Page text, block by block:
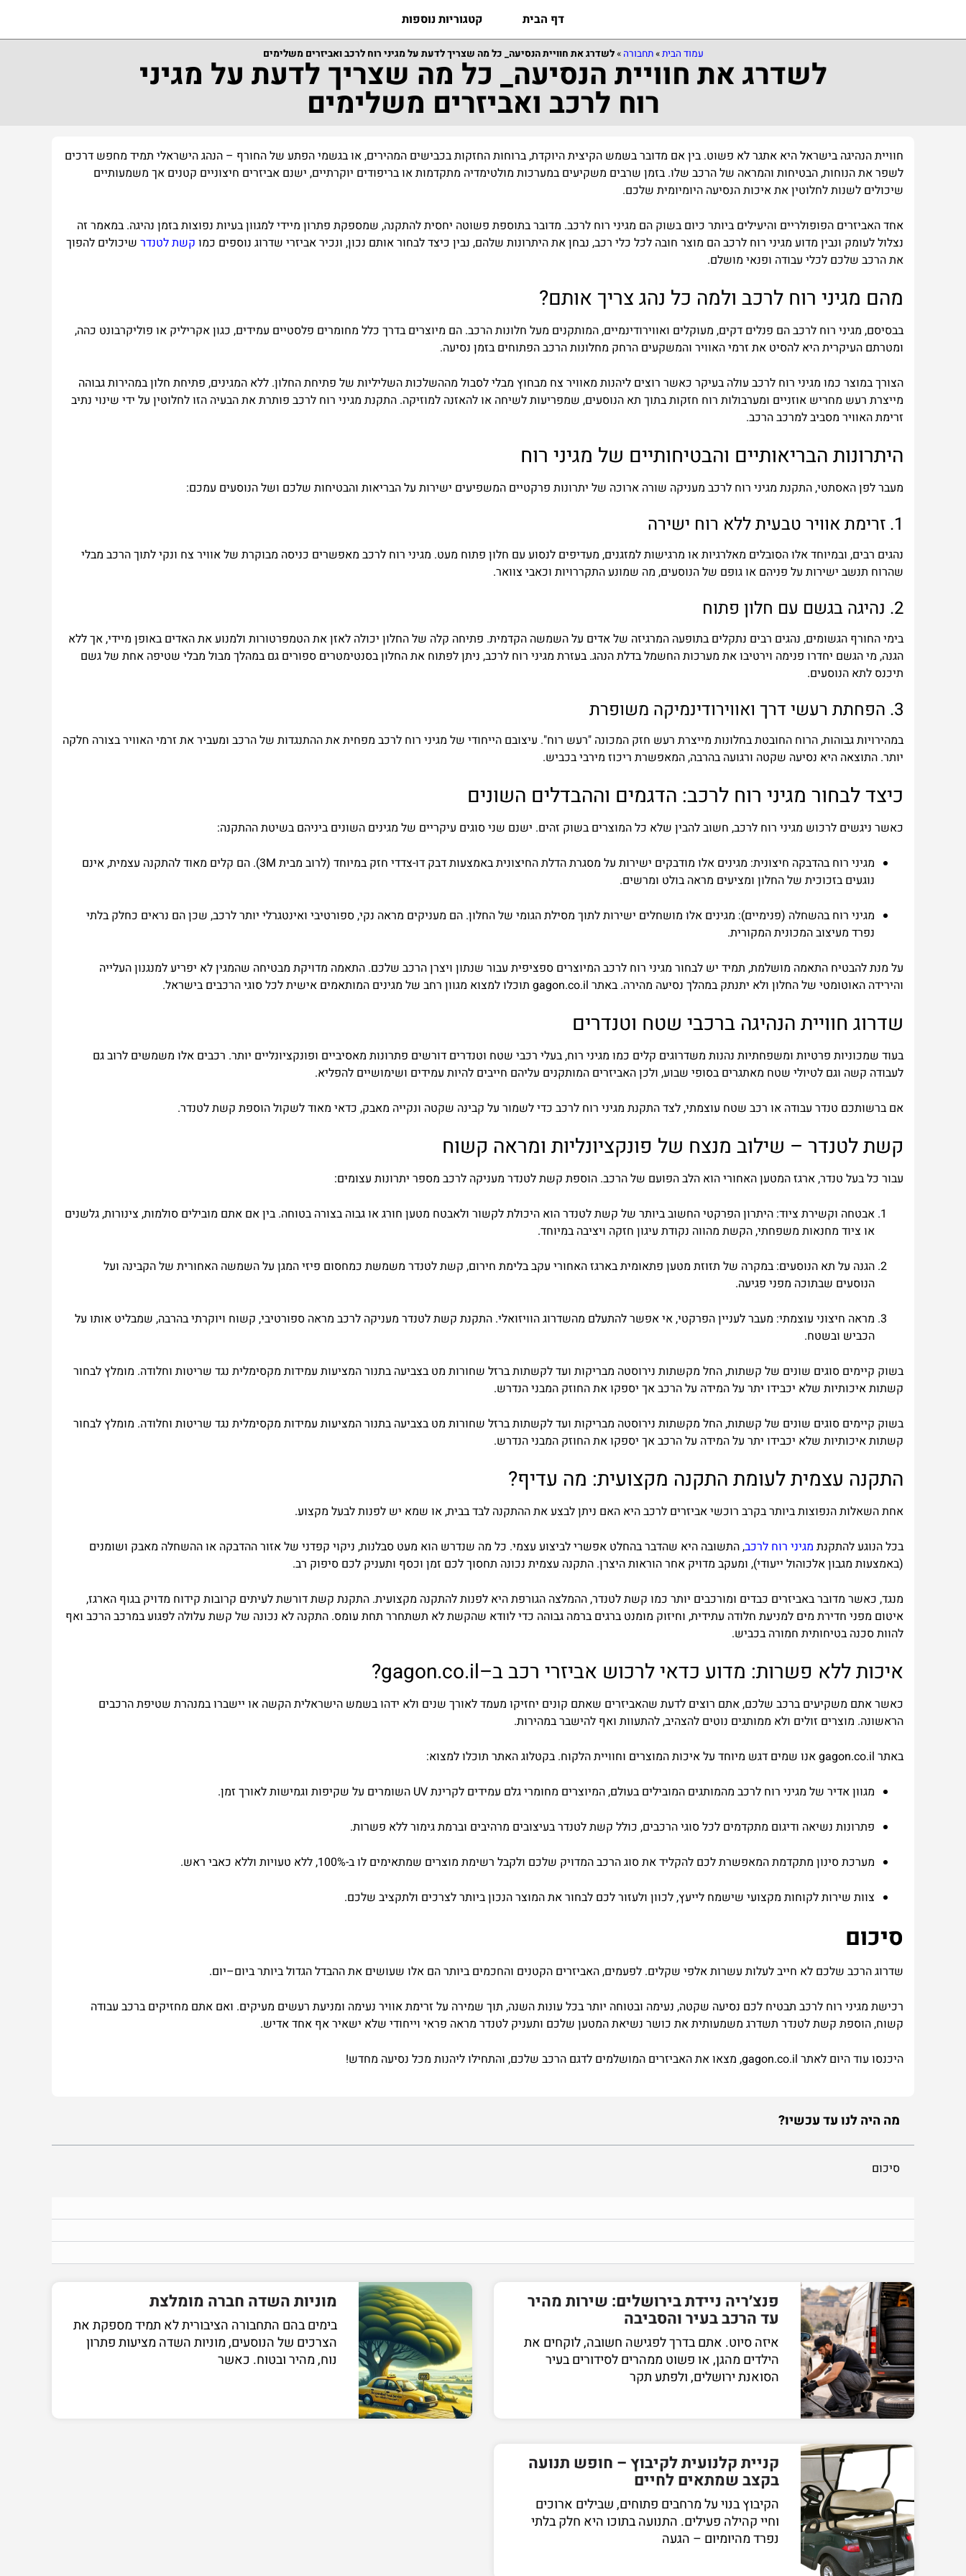
דף הבית קטגוריות נוספות
עמוד הבית»תחבורה »לשדרג את חוויית הנסיעה_ כל מה שצריך לדעת על מגיני רוח לרכב ואביזרים משלימים
לשדרג את חוויית הנסיעה_ כל מה שצריך לדעת על מגיני
רוח לרכב ואביזרים משלימים
חווייתהנהיגה בישראלהיא אתגרלא פשוט. ביןאם מדוברבשמש הקיציתהיוקדת,ברוחותהחזקותבכבישים המהירים,אובגשמיהפתע שלהחורף – הנהגהישראלי תמיד מחפש דרכים
לשפראתהנוחות,הבטיחות והמראה שלהרכב שלו. בזמן שרבים משקיעים במערכות מולטימדיה מתקדמותאובריפודים יוקרתיים, ישנם אביזרים חיצוניים קטנים אך משמעותיים
שיכולים לשנותלחלוטיןאתאיכותהנסיעה היומיומית שלכם.
אחדהאביזרים הפופולריים והיעילים ביותר כיום בשוק הם מגיני רוח לרכב. מדוברבתוספת פשוטה יחסיתלהתקנה, שמספקת פתרון מיידילמגווןבעיות נפוצותבזמן נהיגה. במאמר זה
נצלוללעומק ונבין מדוע מגיני רוח לרכבהם מוצר חובה לכל כלי רכב, נבחןאתהיתרונות שלהם, נבין כיצדלבחוראותם נכון, ונכיראביזרי שדרוג נוספים כמו קשתלטנדר שיכולים להפוך
אתהרכב שלכם לכלי עבודה ופנאי מושלם.
מהם מגיני רוח לרכב ולמה כל נהגצריךאותם?
בבסיסם, מגיני רוח לרכבהם פנלים דקים, מעוקלים ואווירודינמיים,המותקנים מעל חלונותהרכב. הם מיוצרים בדרך כלל מחומרים פלסטיים עמידים, כגוןאקריליק או פוליקרבונט כהה,
ומטרתם העיקריתהיא להסיט את זרמיהאוויר והמשקעים הרחק מחלונותהרכבהפתוחים בזמן נסיעה.
הצורךבמוצר כמו מגיני רוח לרכב עולה בעיקר כאשר רוצים ליהנות מאוויר צח מבחוץ מבלילסבול מההשלכותהשליליות של פתיחתהחלון. ללא המגינים, פתיחת חלוןבמהירותגבוהה
מייצרת רעש מחריש אוזניים ומערבולות רוח חזקותבתוך תא הנוסעים, שמפריעותלשיחה אולהאזנה למוזיקה. התקנת מגיני רוח לרכב פותרתאתהבעיה הזולחלוטין על ידי שינוי נתיב
זרימתהאוויר מסביבלמרכבהרכב.
היתרונותהבריאותיים והבטיחותיים של מגיני רוח
מעברלפןהאסתטי,התקנת מגיני רוח לרכב מעניקה שורה ארוכה של יתרונות פרקטיים המשפיעים ישירות עלהבריאות והבטיחות שלכם ושלהנוסעים עמכם:
1. זרימת אוויר טבעיתללא רוח ישירה
נהגים רבים, ובמיוחדאלוהסובלים מאלרגיותאו מרגישותלמזגנים, מעדיפים לנסוע עם חלון פתוח מעט. מגיני רוח לרכב מאפשרים כניסה מבוקרת שלאוויר צח ונקילתוךהרכב מבלי
שהרוח תנשב ישירות על פניהם אוגופם שלהנוסעים, מה שמונעהתקררויות וכאבי צוואר.
2. נהיגה בגשם עם חלון פתוח
בימיהחורף הגשומים, נהגים רבים נתקלים בתופעה המרגיזה שלאדים עלהשמשה הקדמית. פתיחה קלה שלהחלון יכולה לאזןאתהטמפרטורות ולמנועאתהאדים באופן מיידי,אךללא
הגנה, מיהגשם יחדרו פנימה וירטיבואת מערכותהחשמלבדלתהנהג. בעזרת מגיני רוח לרכב, ניתןלפתוח אתהחלוןבסנטימטרים ספורים גם במהלך מבול מבלי שטיפה אחת שלגשם
תיכנס לתא הנוסעים.
3. הפחתת רעשי דרך ואווירודינמיקה משופרת
במהירויותגבוהות,הרוח החובטתבחלונות מייצרת רעש חזק המכונה "רעש רוח". עיצובם הייחודי של מגיני רוח לרכב מפחיתאתההתנגדות שלהרכב ומעביראת זרמיהאווירבצורה חלקה
יותר. התוצאה היא נסיעה שקטה ורגועה בהרבה,המאפשרת ריכוז מירביבכביש.
כיצדלבחור מגיני רוח לרכב: הדגמים וההבדלים השונים
כאשר ניגשים לרכוש מגיני רוח לרכב, חשובלהבין שלא כלהמוצרים בשוק זהים. ישנם שניסוגים עיקריים של מגינים השונים ביניהם בשיטתההתקנה:
מגיני רוח בהדבקה חיצונית:
מגינים אלו מודבקים ישירות על מסגרת הדלת החיצונית באמצעות דבק דו-צדדי חזק במיוחד (לרוב מבית 3M). הם קלים מאוד להתקנה עצמית, אינם
נוגעים בזכוכית של החלון ומציעים מראה בולט ומרשים.
מגיני רוח בהשחלה (פנימיים): מגינים אלו מושחלים ישירות לתוך מסילת הגומי של החלון. הם מעניקים מראה נקי, ספורטיבי ואינטגרלי יותר לרכב, שכן הם נראים כחלק בלתי
נפרד מעיצוב המכונית המקורית.
על מנתלהבטיח התאמה מושלמת, תמיד יש לבחור מגיני רוח לרכבהמיוצרים ספציפית עבור שנתון ויצרןהרכב שלכם. התאמה מדויקת מבטיחה שהמגיןלא יפריעלמנגנוןהעלייה
והירידה האוטומטי שלהחלון ולא יתנתק במהלך נסיעה מהירה. באתר gagon.co.il תוכלולמצוא מגוון רחב של מגינים המותאמים אישיתלכלסוגיהרכבים בישראל.
שדרוג חווייתהנהיגה ברכבי שטח וטנדרים
בעוד שמכוניות פרטיות ומשפחתיות נהנות משדרוגים קלים כמו מגיני רוח,בעלי רכבי שטח וטנדרים דורשים פתרונות מאסיביים ופונקציונליים יותר. רכבים אלו משמשים לרובגם
לעבודה קשה וגם לטיולי שטח מאתגרים בסופי שבוע, ולכןהאביזרים המותקנים עליהם חייבים להיות עמידים ושימושיים להפליא.
אם ברשותכם טנדר עבודה או רכב שטח עוצמתי,לצדהתקנת מגיני רוח לרכב כדילשמור על קבינה שקטה ונקייה מאבק, כדאי מאודלשקולהוספת קשתלטנדר.
קשתלטנדר – שילוב מנצח של פונקציונליות ומראה קשוח
עבור כלבעל טנדר,ארגזהמטעןהאחוריהוא הלבהפועם שלהרכב. הוספת קשתלטנדר מעניקה לרכב מספר יתרונות עצומים:
אבטחה וקשירת ציוד: היתרון הפרקטי החשוב ביותר של קשת לטנדר הוא היכולת לקשור ולאבטח מטען חורג או גבוה בצורה בטוחה. בין אם אתם מובילים סולמות, צינורות, גלשנים
או ציוד מחנאות משפחתי, הקשת מהווה נקודת עיגון חזקה ויציבה במיוחד.
הגנה על תא הנוסעים: במקרה של תזוזת מטען פתאומית בארגז האחורי עקב בלימת חירום, קשת לטנדר משמשת כמחסום פיזי המגן על השמשה האחורית של הקבינה ועל
הנוסעים שבתוכה מפני פגיעה.
מראה חיצוני עוצמתי: מעבר לעניין הפרקטי, אי אפשר להתעלם מהשדרוג הוויזואלי. התקנת קשת לטנדר מעניקה לרכב מראה ספורטיבי, קשוח ויוקרתי בהרבה, שמבליט אותו על
הכביש ובשטח.
בשוק קיימים סוגים שונים של קשתות, החל מקשתות נירוסטה מבריקות ועד לקשתות ברזל שחורות מט בצביעה בתנור המציעות עמידות מקסימלית נגד שריטות וחלודה. מומלץ לבחור
קשתות איכותיות שלא יכבידו יתר על המידה על הרכב אך יספקו את החוזק המבני הנדרש.
בשוק קיימים סוגים שונים של קשתות,החל מקשתות נירוסטה מבריקות ועדלקשתותברזל שחורות מט בצביעה בתנורהמציעות עמידות מקסימלית נגד שריטות וחלודה. מומלץלבחור
קשתותאיכותיות שלא יכבידו יתר עלהמידה עלהרכבאך יספקואתהחוזק המבניהנדרש.
התקנה עצמיתלעומתהתקנה מקצועית: מה עדיף?
אחתהשאלותהנפוצותביותרבקרב רוכשיאביזרים לרכבהיא האם ניתןלבצעאתההתקנה לבדבבית,או שמא יש לפנותלבעל מקצוע.
בכלהנוגעלהתקנת מגיני רוח לרכב,התשובה היא שהדברבהחלט אפשרילביצוע עצמי. כל מה שנדרש הוא מעט סבלנות, ניקוי קפדני שלאזורההדבקה אוההשחלה מאבק ושומנים
(באמצעות מגבוןאלכוהול ייעודי), ומעקב מדויק אחרהוראותהיצרן. התקנה עצמית נכונה תחסוךלכם זמן וכסף ותעניק לכם סיפוק רב.
מנגד, כאשר מדוברבאביזרים כבדים ומורכבים יותר כמו קשתלטנדר,ההמלצה הגורפתהיא לפנותלהתקנה מקצועית. התקנת קשתדורשתלעיתים קרובות קידוח מדויק בגוף הארגז,
איטום מפני חדירת מים למניעת חלודה עתידית, וחיזוק מומנט ברגים ברמה גבוהה כדילוודא שהקשתלא תשתחרר תחת עומס. התקנה לא נכונה של קשת עלולה לפגועבמרכבהרכב ואף
להוותסכנה בטיחותית חמורה בכביש.
איכותללא פשרות: מדוע כדאילרכוש אביזרי רכבב–
gagon.co.il
?
כאשראתם משקיעים ברכב שלכם,אתם רוצים לדעת שהאביזרים שאתם קונים יחזיקו מעמדלאורך שנים ולא ידהובשמש הישראליתהקשה או יישברובמנהרת שטיפתהרכבים
הראשונה. מוצרים זולים ולא ממותגים נוטים להצהיב,להתעוות ואף להישברבמהירות.
באתר gagon.co.il אנו שמים דגש מיוחד עלאיכותהמוצרים וחווייתהלקוח. בקטלוגהאתר תוכלולמצוא:
מגוון אדיר של מגיני רוח לרכב מהמותגים המובילים בעולם, המיוצרים מחומרי גלם עמידים לקרינת UV השומרים על שקיפות וגמישות לאורך זמן.
פתרונות נשיאה ודיגום מתקדמים לכל סוגי הרכבים, כולל קשת לטנדר בעיצובים מרהיבים וברמת גימור ללא פשרות.
מערכת סינון מתקדמת המאפשרת לכם להקליד את סוג הרכב המדויק שלכם ולקבל רשימת מוצרים שמתאימים לו ב-100%, ללא טעויות וללא כאבי ראש.
צוות שירות לקוחות מקצועי שישמח לייעץ, לכוון ולעזור לכם לבחור את המוצר הנכון ביותר לצרכים ולתקציב שלכם.
סיכום
שדרוגהרכב שלכם לא חייבלעלות עשרותאלפי שקלים. לפעמים,האביזרים הקטנים והחכמים ביותרהם אלו שעושים אתההבדלהגדולביותרביום–יום.
רכישת מגיני רוח לרכב תבטיח לכם נסיעה שקטה, נעימה ובטוחה יותרבכל עונותהשנה, תוך שמירה על זרימתאוויר נעימה ומניעת רעשים מעיקים. ואם אתם מחזיקים ברכב עבודה
קשוח,הוספת קשתלטנדר תשדרג משמעותיתאת כושר נשיאתהמטען שלכם ותעניק לטנדר מראה פראי וייחודי שלא ישאיראף אחדאדיש.
היכנסו עודהיום לאתר gagon.co.il
, מצאואתהאביזרים המושלמים לדגם הרכב שלכם, והתחילוליהנות מכל נסיעה מחדש!
מה היה לנו עד עכשיו?
סיכום
פנצ׳ריה ניידת בירושלים: שירות מהיר
עד הרכב בעיר והסביבה
איזה סיוט. אתם בדרך לפגישה חשובה, לוקחים את
הילדים מהגן, או פשוט ממהרים לסידורים בעיר
הסואנת ירושלים, ולפתע תקר
מוניות השדה חברה מומלצת
בימים בהם התחבורה הציבורית לא תמיד מספקת את
הצרכים של הנוסעים, מוניות השדה מציעות פתרון
נוח, מהיר ובטוח. כאשר
קניית קלנועית לקיבוץ – חופש תנועה
בקצב שמתאים לחיים
הקיבוץ בנוי על מרחבים פתוחים, שבילים ארוכים
וחיי קהילה פעילים. התנועה בתוכו היא חלק בלתי
נפרד מהיומיום – הגעה